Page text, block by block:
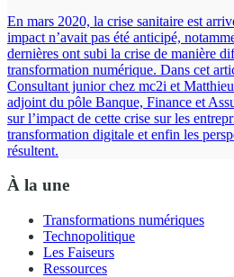
En mars 2020, la crise sanitaire est
impact n’avait pas été anticipé,
dernières ont subi la crise de manière
transformation numérique. Dans cet
Consultant junior chez mc2i et
adjoint du pôle Banque, Finance et
sur l’impact de cette crise sur les
transformation digitale et enfin les
résultent.
À la une
Transformations numériques
Technopolitique
Les Faiseurs
Ressources